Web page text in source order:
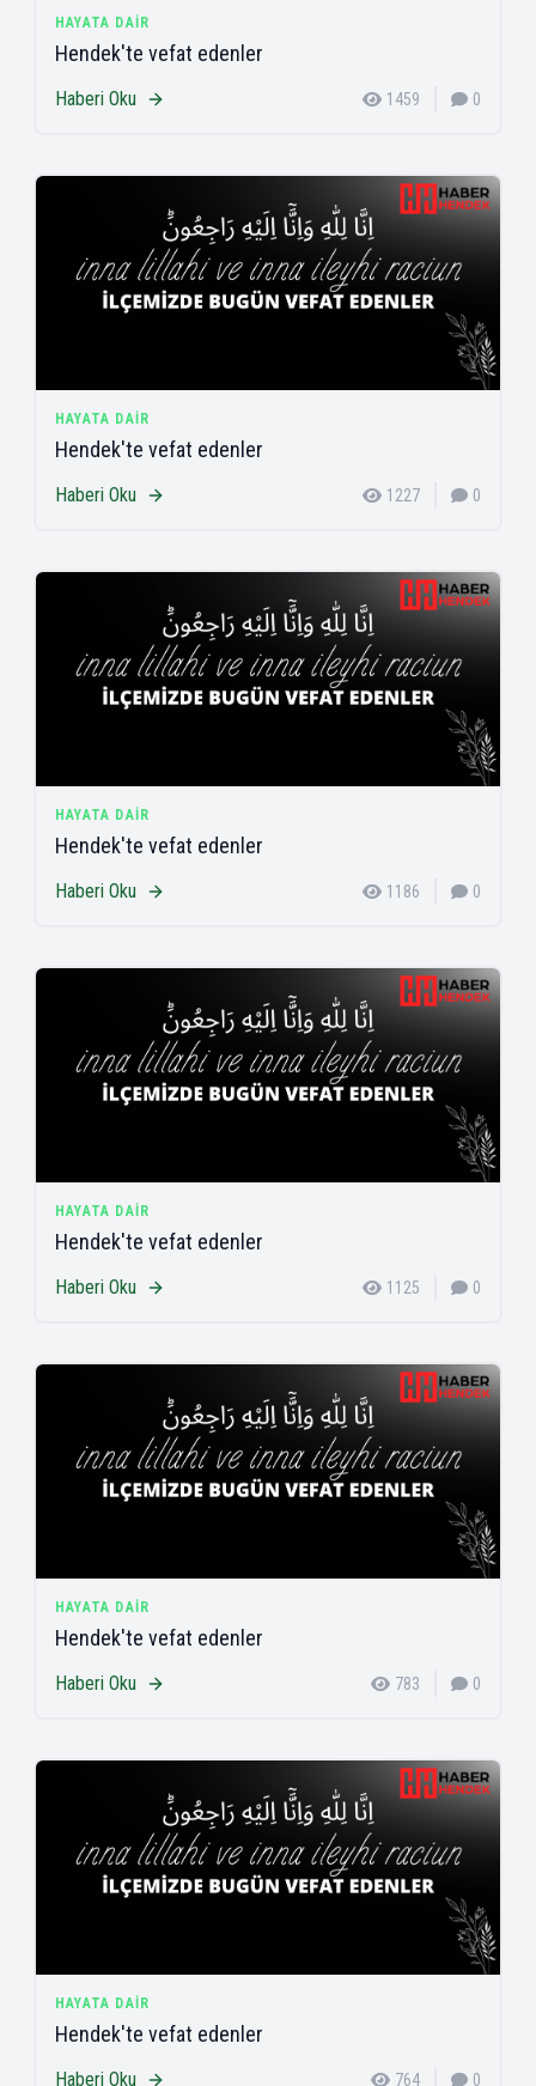
HAYATA DAIR
Hendek'te vefat edenler
Haberi Oku 1459 0
HAYATA DAIR
Hendek'te vefat edenler
Haberi Oku 1227 0
HAYATA DAIR
Hendek'te vefat edenler
Haberi Oku 1186 0
HAYATA DAIR
Hendek'te vefat edenler
Haberi Oku 1125 0
HAYATA DAIR
Hendek'te vefat edenler
Haberi Oku 783 0
HAYATA DAIR
Hendek'te vefat edenler
Haberi Oku 764 0